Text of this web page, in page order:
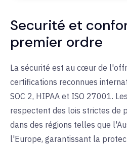
Securité et
premier ordre
La sécurité est au cœur de
certifications reconnues
SOC 2, HIPAA et ISO 27001.
respectent des lois strictes de
dans des régions telles que
l'Europe, garantissant la